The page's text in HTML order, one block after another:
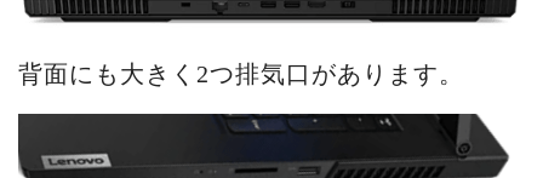
背面にも大きく2つ排気口があります。